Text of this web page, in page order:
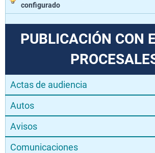
configurado
PUBLICACIÓN CON
Actas de audiencia
Autos
Avisos
Comunicaciones